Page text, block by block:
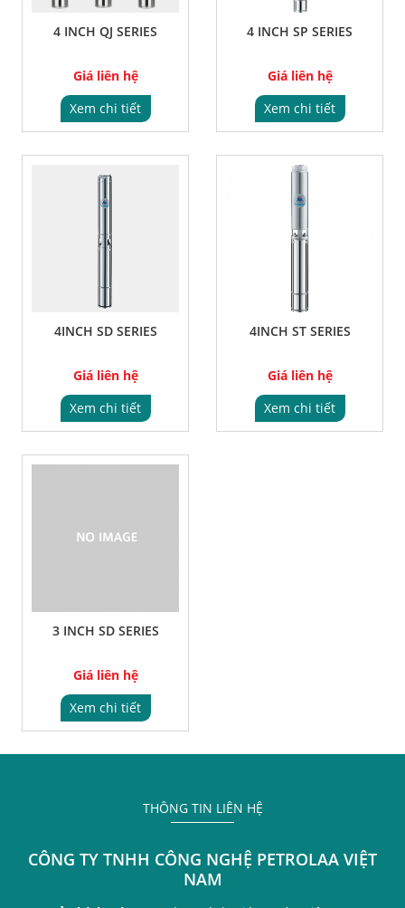
4 INCH QJ SERIES
Giá liên hệ
Xem chi tiết
4 INCH SP SERIES
Giá liên hệ
Xem chi tiết
4INCH SD SERIES
Giá liên hệ
Xem chi tiết
4INCH ST SERIES
Giá liên hệ
Xem chi tiết
3 INCH SD SERIES
Giá liên hệ
Xem chi tiết
THÔNG TIN LIÊN HỆ
CÔNG TY TNHH CÔNG NGHỆ PETROLAA VIỆT
NAM